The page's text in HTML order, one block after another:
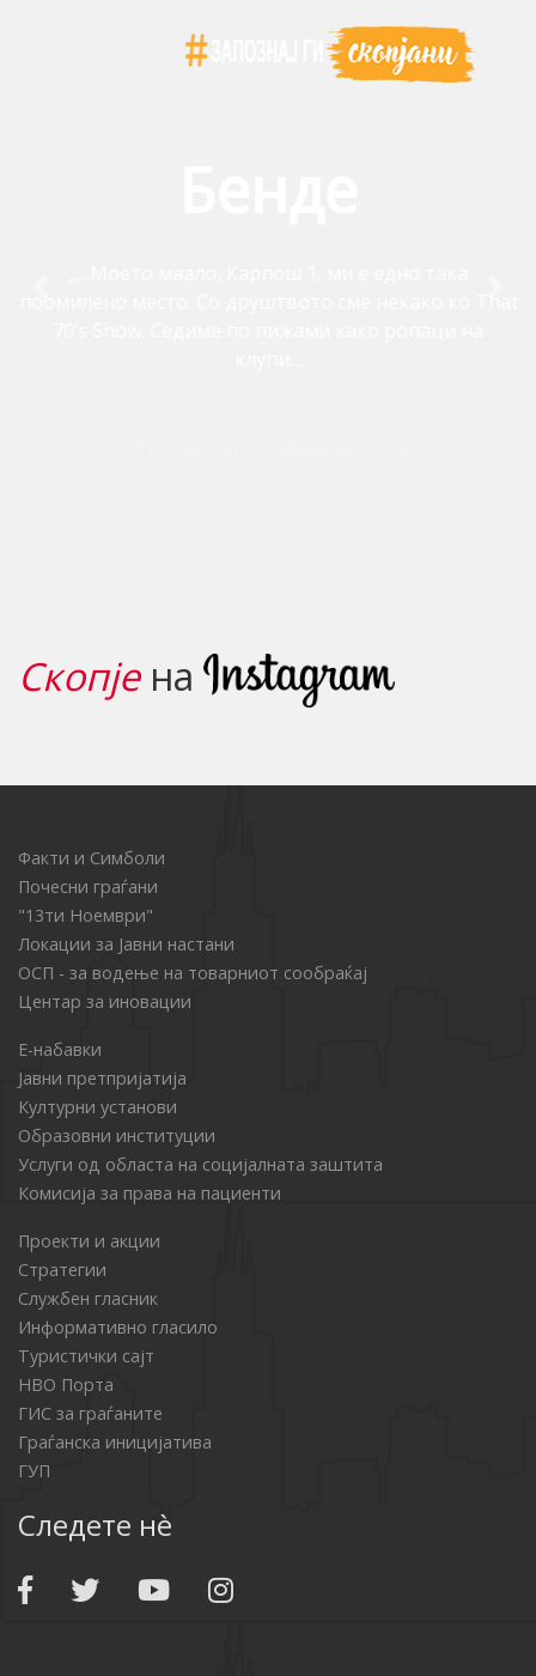
Скопјена
Факти и Симболи
Почесни граѓани
"13ти Ноември"
Локации за Јавни настани
ОСП - за водење на товарниот сообраќај
Центар за иновации
Е-набавки
Јавни претпријатија
Културни установи
Образовни институции
Услуги од областа на социјалната заштита
Комисија за права на пациенти
Проекти и акции
Стратегии
Службен гласник
Информативно гласило
Туристички сајт
НВО Порта
ГИС за граѓаните
Граѓанска иницијатива
ГУП
Следете нè